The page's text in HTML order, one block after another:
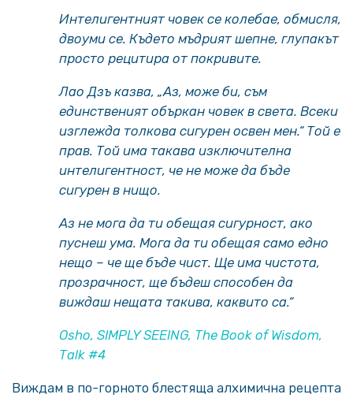
Интелигентният човек се колебае, обмисля,
двоуми се. Където мъдрият шепне, глупакът
просто рецитира от покривите.
Лао Дзъ казва, „Аз, може би, съм
единственият объркан човек в света. Всеки
изглежда толкова сигурен освен мен.“ Той е
прав. Той има такава изключителна
интелигентност, че не може да бъде
сигурен в нищо.
Аз не мога да ти обещая сигурност, ако
пуснеш ума. Мога да ти обещая само едно
нещо – че ще бъде чист. Ще има чистота,
прозрачност, ще бъдеш способен да
виждаш нещата такива, каквито са.“
Osho, SIMPLY SEEING, The Book of Wisdom,
Talk #4
Виждам в по-горното блестяща алхимична рецепта